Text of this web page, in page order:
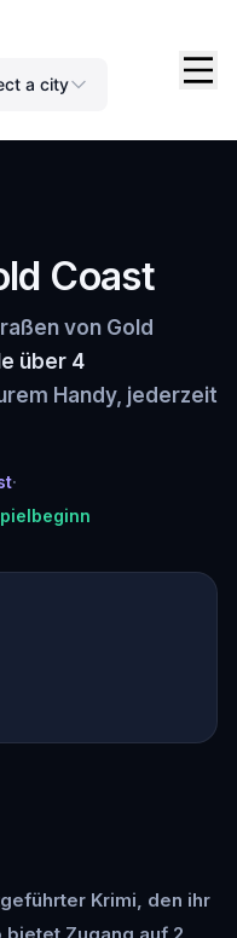
a city
Coast
von Gold
über 4
Handy, jederzeit
·
Krimi, den ihr